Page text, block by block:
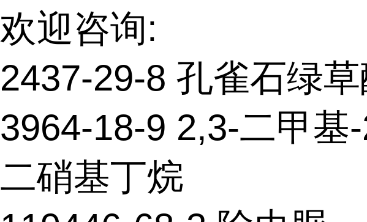
欢迎咨询:
2437-29-8 孔雀石绿
3964-18-9 2,3-二甲基
二硝基丁烷